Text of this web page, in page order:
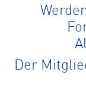
Der